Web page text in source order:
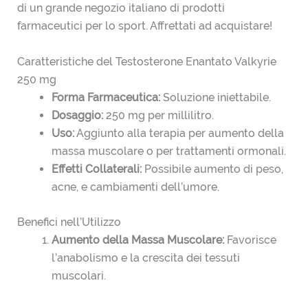
di un grande negozio italiano di prodotti
farmaceutici per lo sport. Affrettati ad acquistare!
Caratteristiche del Testosterone Enantato Valkyrie
250 mg
Forma Farmaceutica:Soluzione iniettabile.
Dosaggio:250 mg per millilitro.
Uso:Aggiunto alla terapia per aumento della
massa muscolare o per trattamenti ormonali.
Effetti Collaterali:Possibile aumento di peso,
acne, e cambiamenti dell’umore.
Benefici nell’Utilizzo
Aumento della Massa Muscolare:Favorisce
l’anabolismo e la crescita dei tessuti
muscolari.